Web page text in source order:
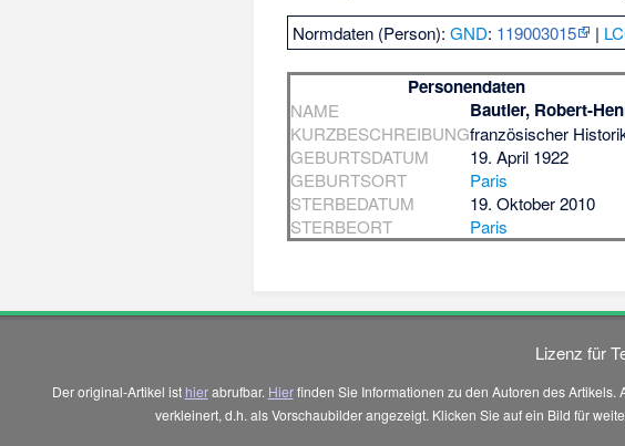
Normdaten (Person):GND: 119003015 |
Personendaten
NAME Bautier, Robert-
KURZBESCHREIBUNGfranzösischer
GEBURTSDATUM
19. April 1922
GEBURTSORT
Paris
STERBEDATUM
19. Oktober 2010
STERBEORT
Paris
Lizenz für
Der original-Artikel ist hierabrufbar. Hierfinden Sie Informationen zu den Autoren des
verkleinert, d.h. als Vorschaubilder angezeigt. Klicken Sie auf ein Bild für